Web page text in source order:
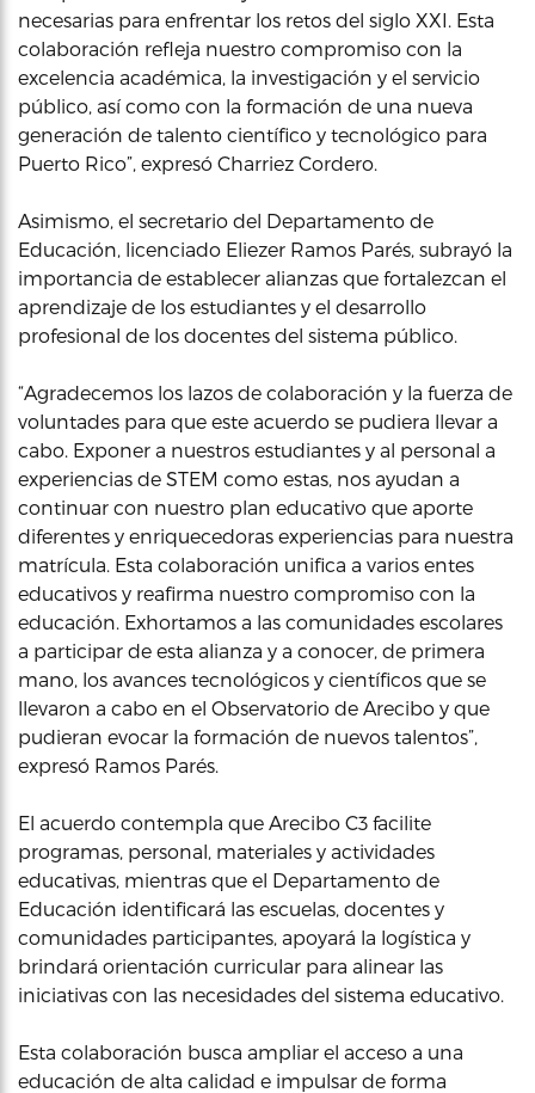
necesarias para enfrentar los retos del siglo XXI. Esta
colaboración refleja nuestro compromiso con la
excelencia académica, la investigación y el servicio
público, así como con la formación de una nueva
generación de talento científico y tecnológico para
Puerto Rico”, expresó Charriez Cordero.
Asimismo, el secretario del Departamento de
Educación, licenciado Eliezer Ramos Parés, subrayó la
importancia de establecer alianzas que fortalezcan el
aprendizaje de los estudiantes y el desarrollo
profesional de los docentes del sistema público.
“Agradecemos los lazos de colaboración y la fuerza de
voluntades para que este acuerdo se pudiera llevar a
cabo. Exponer a nuestros estudiantes y al personal a
experiencias de STEM como estas, nos ayudan a
continuar con nuestro plan educativo que aporte
diferentes y enriquecedoras experiencias para nuestra
matrícula. Esta colaboración unifica a varios entes
educativos y reafirma nuestro compromiso con la
educación. Exhortamos a las comunidades escolares
a participar de esta alianza y a conocer, de primera
mano, los avances tecnológicos y científicos que se
llevaron a cabo en el Observatorio de Arecibo y que
pudieran evocar la formación de nuevos talentos”,
expresó Ramos Parés.
El acuerdo contempla que Arecibo C3 facilite
programas, personal, materiales y actividades
educativas, mientras que el Departamento de
Educación identificará las escuelas, docentes y
comunidades participantes, apoyará la logística y
brindará orientación curricular para alinear las
iniciativas con las necesidades del sistema educativo.
Esta colaboración busca ampliar el acceso a una
educación de alta calidad e impulsar de forma